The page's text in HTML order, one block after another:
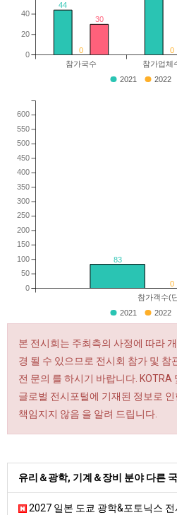
44
0 0
30
참가국수 참가업체
0
20
40
2021 2022
83
0
참가객수(
0
50
100
150
200
250
300
350
400
450
500
550
600
2021 2022
본 전시회는 주최측의 사정에 따라
경 될 수 있으므로 전시회 참가 및
전 문의 를 하시기 바랍니다.
글로벌 전시포털에 기재된 정보로
책임지지 않음 을 알려 드립니다.
유리＆광학, 기계＆장비 분야 다른
2027 일본 도쿄 광학&포토닉스 전시회